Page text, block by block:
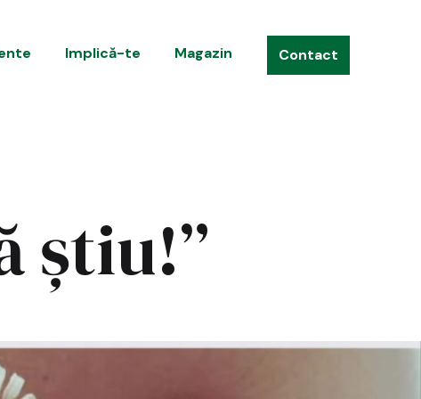
Implică-te Magazin Contact
știu!”